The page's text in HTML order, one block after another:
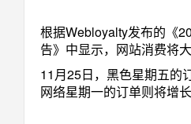
根据Webloyalty发布的《
告》中显示，网站消费将大
11月25日，黑色星期五的
网络星期一的订单则将增长